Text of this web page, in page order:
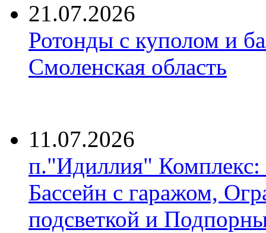
21.07.2026
Ротонды с куполом и
Смоленская область
11.07.2026
п."Идиллия"
Бассейн с гаражом,
подсветкой и